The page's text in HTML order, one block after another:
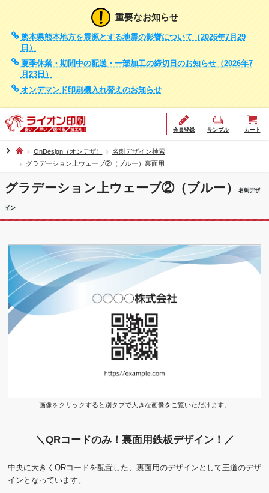
重要なお知らせ
熊本県熊本地方を震源とする地震の影響について（2026年7月29
日）
夏季休業・期間中の配送・一部加工の締切日のお知らせ（2026年7
月23日）
オンデマンド印刷機入れ替えのお知らせ
会員登録 サンプル カート
chevron_right OnDesign（オンデザ）
名刺デザイン検索
グラデーション上ウェーブ②（ブルー）裏面用
グラデーション上ウェーブ②（ブルー） 名刺デザ
イン
画像をクリックすると別タブで大きな画像をご覧いただけます。
＼QRコードのみ！裏面用鉄板デザイン！／
中央に大きくQRコードを配置した、裏面用のデザインとして王道のデザ
インとなっています。